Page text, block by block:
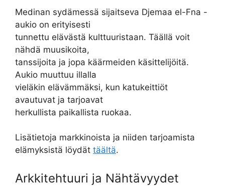
Medinan sydämessä sijaitseva Djemaa el-Fna -
aukio on erityisesti
tunnettu elävästä kulttuuristaan. Täällä voit
nähdä muusikoita,
tanssijoita ja jopa käärmeiden käsittelijöitä.
Aukio muuttuu illalla
vieläkin elävämmäksi, kun katukeittiöt
avautuvat ja tarjoavat
herkullista paikallista ruokaa.
Lisätietoja markkinoista ja niiden tarjoamista
elämyksistä löydät täältä.
Arkkitehtuuri ja Nähtävyydet